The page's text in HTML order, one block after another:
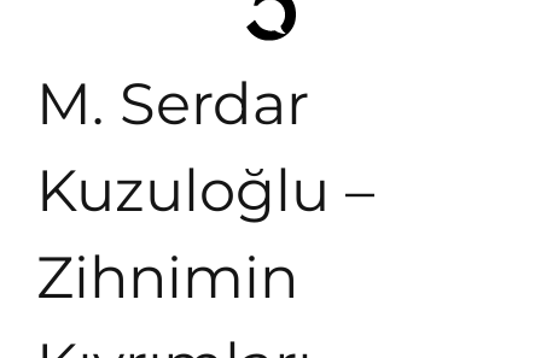
M. Serdar
Kuzuloğlu –
Zihnimin